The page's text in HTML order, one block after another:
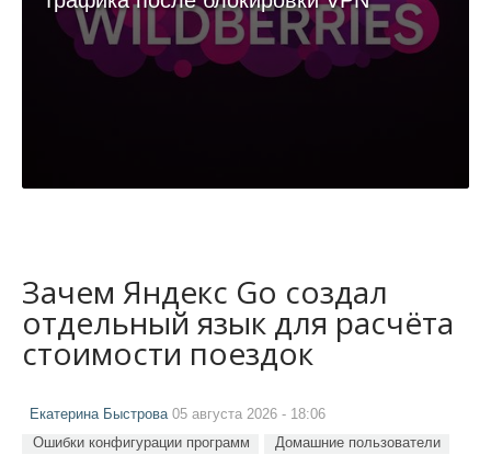
Зачем Яндекс Go создал
отдельный язык для расчёта
стоимости поездок
Екатерина Быстрова 05 августа 2026 - 18:06
Ошибки конфигурации программ
Домашние пользователи